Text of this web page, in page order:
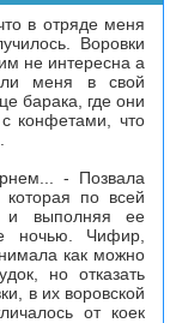
в отряде меня
Воровки
не интересна а
меня в свой
барака, где они
конфетами, что
- Позвала
по всей
и выполняя ее
ночью. Чифир,
как можно
но отказать
в их воровской
от коек